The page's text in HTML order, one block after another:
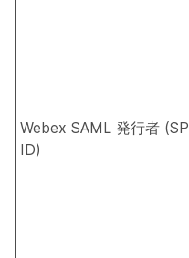
Webex SAML 発行者 (SP
ID)